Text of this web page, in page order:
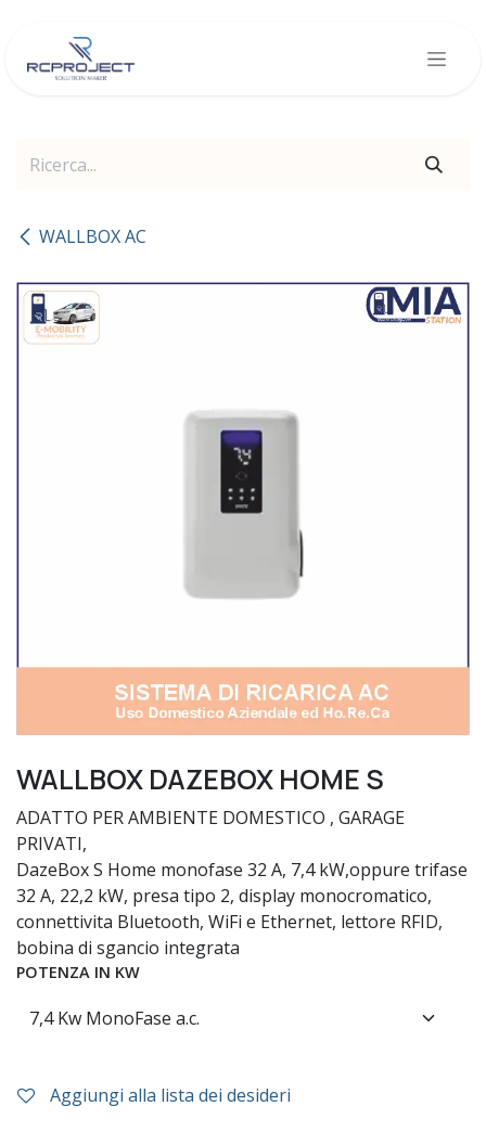
WALLBOX AC
WALLBOX DAZEBOX HOME S
ADATTO PER AMBIENTE DOMESTICO , GARAGE
PRIVATI,
DazeBox S Home monofase 32 A, 7,4 kW,oppure trifase
32 A, 22,2 kW, presa tipo 2, display monocromatico,
connettivita Bluetooth, WiFi e Ethernet, lettore RFID,
bobina di sgancio integrata
POTENZA IN KW
Aggiungi alla lista dei desideri